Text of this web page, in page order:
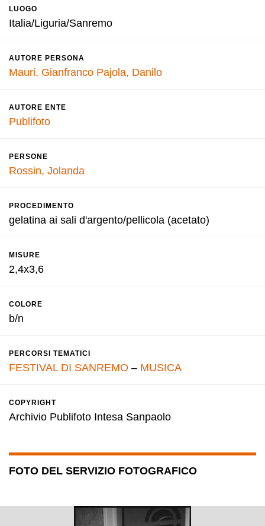
LUOGO
Italia/Liguria/Sanremo
AUTORE PERSONA
Mauri, Gianfranco Pajola, Danilo
AUTORE ENTE
Publifoto
PERSONE
Rossin, Jolanda
PROCEDIMENTO
gelatina ai sali d'argento/pellicola (acetato)
MISURE
2,4x3,6
COLORE
b/n
PERCORSI TEMATICI
FESTIVAL DI SANREMO – MUSICA
COPYRIGHT
Archivio Publifoto Intesa Sanpaolo
FOTO DEL SERVIZIO FOTOGRAFICO